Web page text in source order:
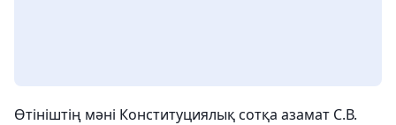
Өтініштің мәні Конституциялық cотқа азамат С.В.